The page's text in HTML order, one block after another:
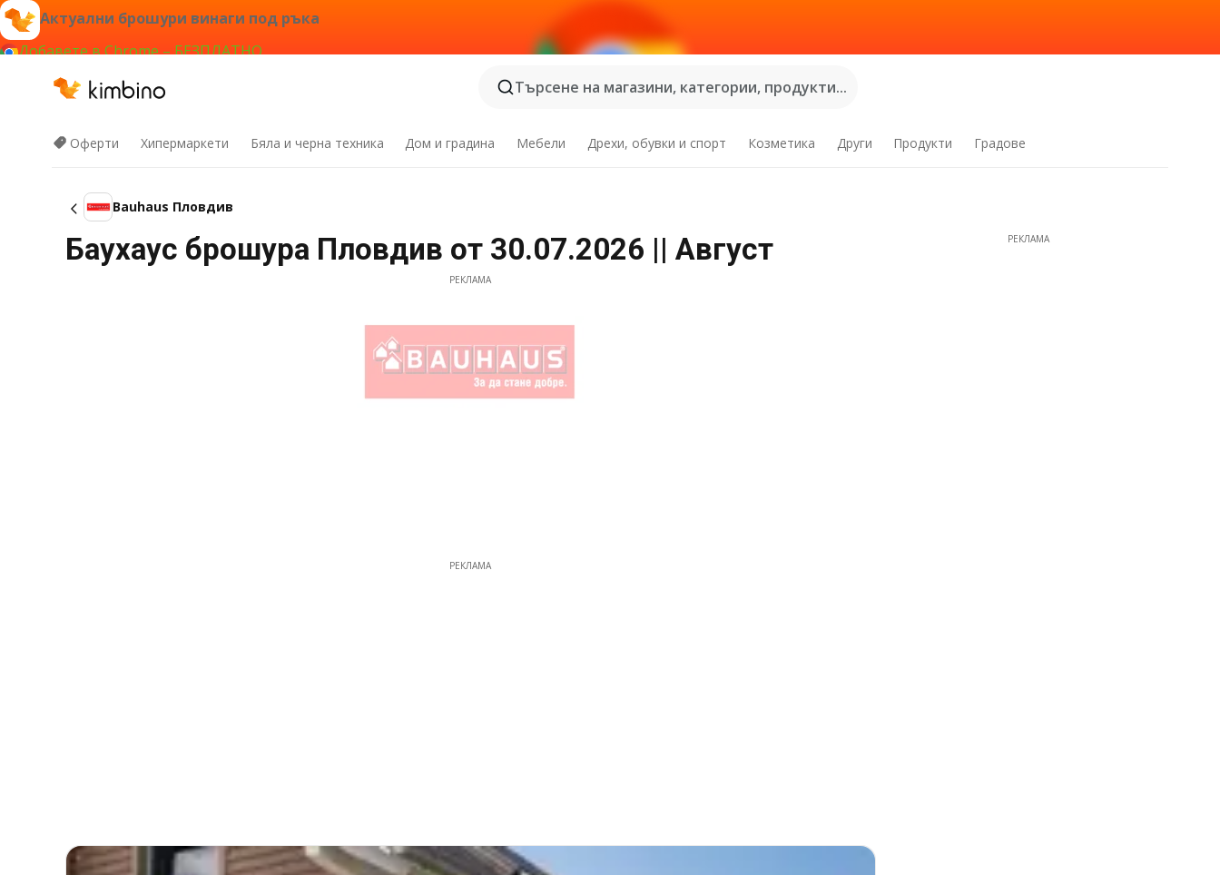
Актуални брошури винаги под ръка
Добавете в Chrome – БЕЗПЛАТНО
Търсене на магазини, категории, продукти...
Оферти Хипермаркети Бяла и черна техника Дом и градина Мебели Дрехи, обувки и спорт Козметика Други Продукти Градове
Bauhaus Пловдив
Баухаус брошура Пловдив от 30.07.2026 || Август
РЕКЛАМА
РЕКЛАМА
РЕКЛАМА